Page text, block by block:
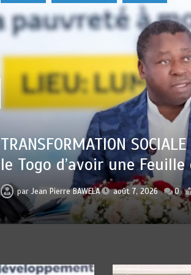
TOGO : Sauver la mère
civilisation
Jean Pierre BAWELA août 7, 2026